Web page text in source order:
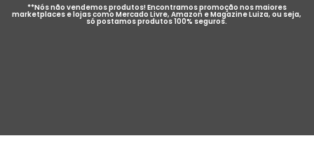
**Nós não vendemos produtos! Encontramos promoção nos maiores
marketplaces e lojas como Mercado Livre, Amazon e Magazine Luiza, ou seja,
só postamos produtos 100% seguros.